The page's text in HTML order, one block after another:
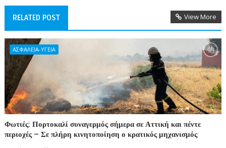
RELATED POST View More
ΑΣΦΑΛΕΙΑ-ΥΓΕΙΑ
Φωτιές: Πορτοκαλί συναγερμός σήμερα σε Αττική και πέντε
περιοχές – Σε πλήρη κινητοποίηση ο κρατικός μηχανισμός